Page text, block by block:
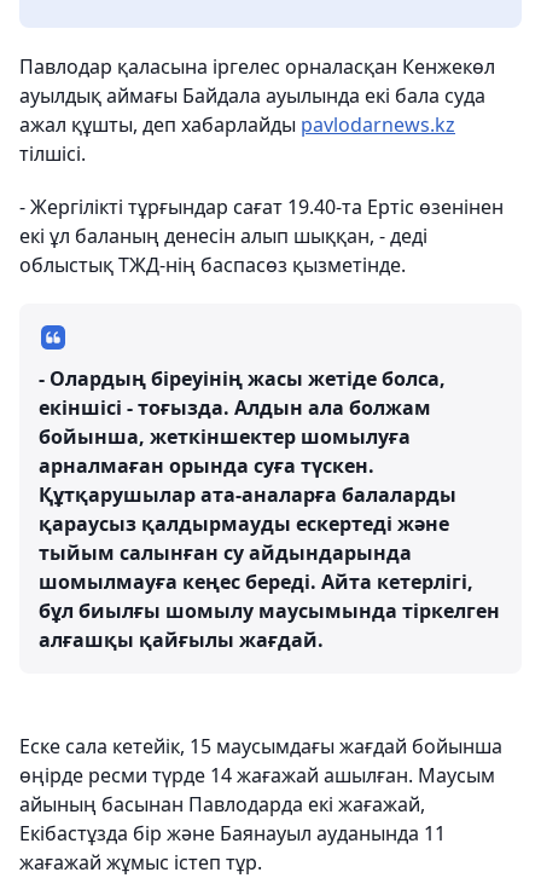
Павлодар қаласына іргелес орналасқан Кенжекөл
ауылдық аймағы Байдала ауылында екі бала суда
ажал құшты, деп хабарлайды pavlodarnews.kz
тілшісі.
- Жергілікті тұрғындар сағат 19.40-та Ертіс өзенінен
екі ұл баланың денесін алып шыққан, - деді
облыстық ТЖД-нің баспасөз қызметінде.
- Олардың біреуінің жасы жетіде болса,
екіншісі - тоғызда. Алдын ала болжам
бойынша, жеткіншектер шомылуға
арналмаған орында суға түскен.
Құтқарушылар ата-аналарға балаларды
қараусыз қалдырмауды ескертеді және
тыйым салынған су айдындарында
шомылмауға кеңес береді. Айта кетерлігі,
бұл биылғы шомылу маусымында тіркелген
алғашқы қайғылы жағдай.
Еске сала кетейік, 15 маусымдағы жағдай бойынша
өңірде ресми түрде 14 жағажай ашылған. Маусым
айының басынан Павлодарда екі жағажай,
Екібастұзда бір және Баянауыл ауданында 11
жағажай жұмыс істеп тұр.